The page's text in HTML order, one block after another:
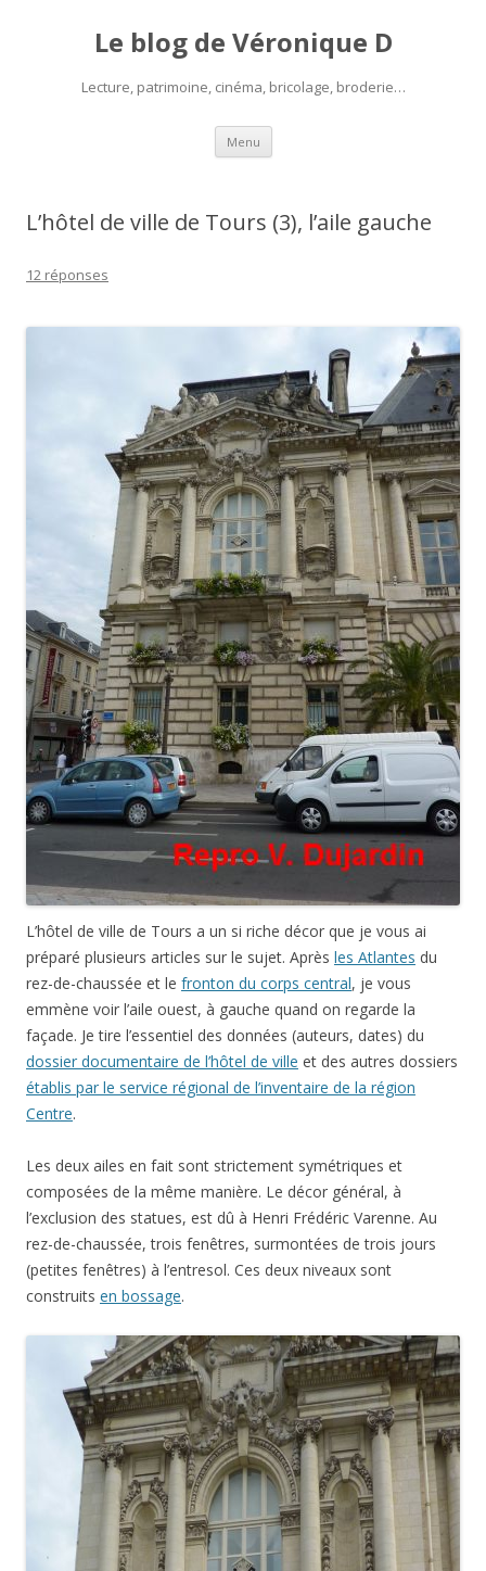
Le blog de Véronique D
Lecture, patrimoine, cinéma, bricolage, broderie…
Menu Aller
contenu
L’hôtel de ville de Tours (3), l’aile gauche
12 réponses
L’hôtel de ville de Tours a un si riche décor que je vous ai
préparé plusieurs articles sur le sujet. Après les Atlantes du
rez-de-chaussée et le fronton du corps central, je vous
emmène voir l’aile ouest, à gauche quand on regarde la
façade. Je tire l’essentiel des données (auteurs, dates) du
dossier documentaire de l’hôtel de ville et des autres dossiers
établis par le service régional de l’inventaire de la région
Centre.
Les deux ailes en fait sont strictement symétriques et
composées de la même manière. Le décor général, à
l’exclusion des statues, est dû à Henri Frédéric Varenne. Au
rez-de-chaussée, trois fenêtres, surmontées de trois jours
(petites fenêtres) à l’entresol. Ces deux niveaux sont
construits en bossage.